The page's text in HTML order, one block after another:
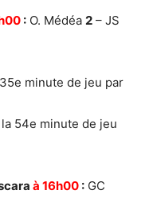
: O. Médéa 2 – JS
minute de jeu par
54e minute de jeu
à 16h00 : GC